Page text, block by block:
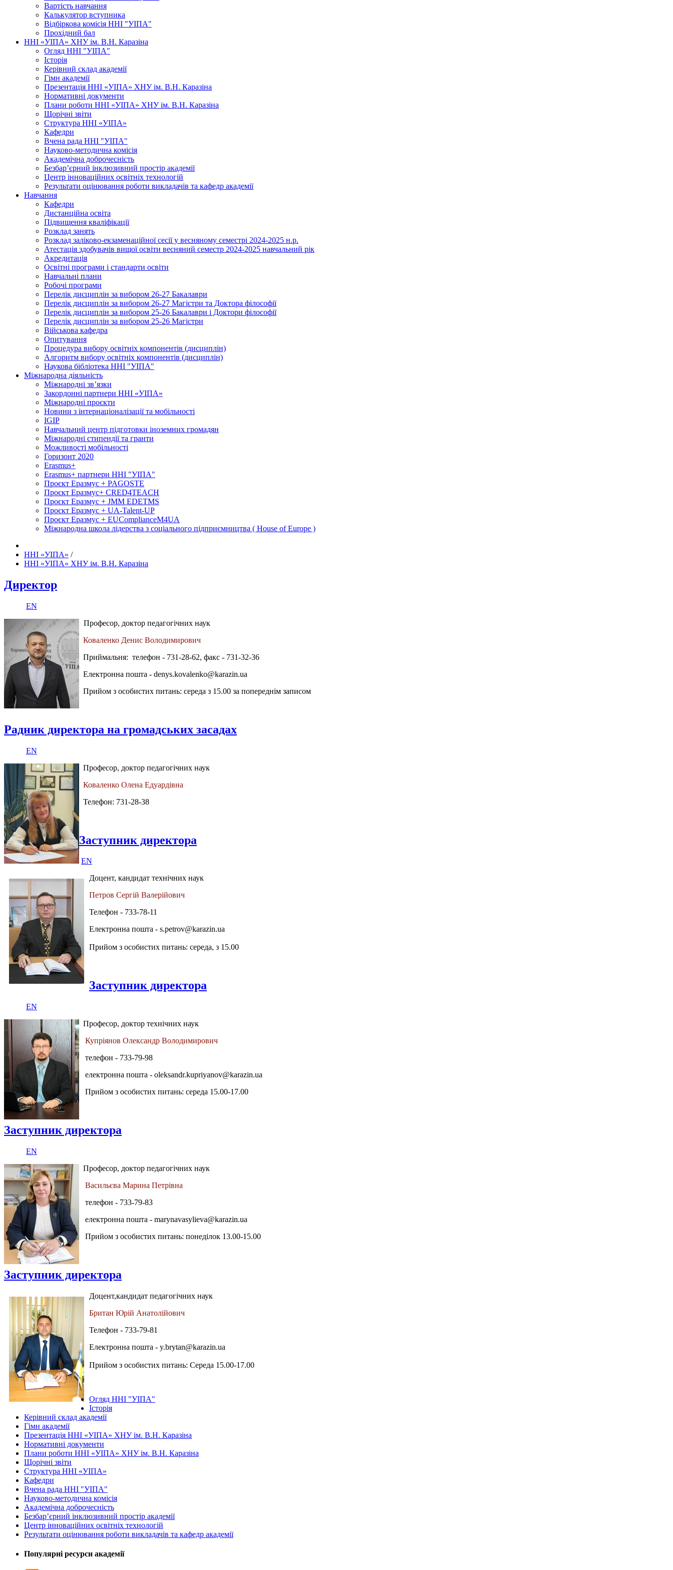
Вартість навчання
Калькулятор вступника
Відбіркова комісія ННІ "УІПА"
Прохідний бал
ННІ «УІПА» ХНУ ім. В.Н. Каразіна
Огляд ННІ "УІПА"
Історія
Керівний склад академії
Гімн академії
Презентація ННІ «УІПА» ХНУ ім. В.Н. Каразіна
Нормативні документи
Плани роботи ННІ «УІПА» ХНУ ім. В.Н. Каразіна
Щорічні звіти
Структура ННІ «УІПА»
Кафедри
Вчена рада ННІ "УІПА"
Науково-методична комісія
Академічна доброчесність
Безбар’єрний інклюзивний простір академії
Центр інноваційних освітніх технологій
Результати оцінювання роботи викладачів та кафедр академії
Навчання
Кафедри
Дистанційна освіта
Підвищення кваліфікації
Розклад занять
Розклад заліково-екзаменаційної сесії у весняному семестрі 2024-2025 н.р.
Атестація здобувачів вищої освіти весняний семестр 2024-2025 навчальний рік
Акредитація
Освітні програми і стандарти освіти
Навчальні плани
Робочі програми
Перелік дисциплін за вибором 26-27 Бакалаври
Перелік дисциплін за вибором 26-27 Магістри та Доктора філософії
Перелік дисциплін за вибором 25-26 Бакалаври і Доктори філософії
Перелік дисциплін за вибором 25-26 Магістри
Військова кафедра
Опитування
Процедура вибору освітніх компонентів (дисциплін)
Алгоритм вибору освітніх компонентів (дисциплін)
Наукова бібліотека ННІ "УІПА"
Міжнародна діяльність
Міжнародні зв’язки
Закордонні партнери ННІ «УІПА»
Міжнародні проєкти
Новини з інтернаціоналізації та мобільності
IGIP
Навчальний центр підготовки іноземних громадян
Міжнародні стипендії та гранти
Можливості мобільності
Горизонт 2020
Erasmus+
Erasmus+ партнери ННІ "УІПА"
Проєкт Еразмус + PAGOSTE
Проєкт Еразмус+ CRED4TEACH
Проєкт Еразмус + JMM EDETMS
Проєкт Еразмус + UA-Talent-UP
Проєкт Еразмус + EUComplianceM4UA
Міжнародна школа лідерства з соціального підприємництва ( House of Europe )
ННІ «УІПА» /
ННІ «УІПА» ХНУ ім. В.Н. Каразіна
Директор
EN
Професор, доктор педагогічних наук
Коваленко Денис Володимирович
Приймальня: телефон - 731-28-62, факс - 731-32-36
Електронна пошта - denys.kovalenko@karazin.ua
Прийом з особистих питань: середа з 15.00 за попереднім записом
Радник директора на громадських засадах
EN
Професор, доктор педагогічних наук
Коваленко Олена Едуардівна
Телефон: 731-28-38
Заступник директора
EN
Доцент, кандидат технічних наук
Петров Сергій Валерійович
Телефон - 733-78-11
Електронна пошта - s.petrov@karazin.ua
Прийом з особистих питань: середа, з 15.00
Заступник директора
EN
Професор, доктор технічних наук
Купріянов Олександр Володимирович
телефон - 733-79-98
електронна пошта - oleksandr.kupriyanov@karazin.ua
Прийом з особистих питань: середа 15.00-17.00
Заступник директора
EN
Професор, доктор педагогічних наук
Васильєва Марина Петрівна
телефон - 733-79-83
електронна пошта - marynavasylieva@karazin.ua
Прийом з особистих питань: понеділок 13.00-15.00
Заступник директора
Доцент,кандидат педагогічних наук
Британ Юрій Анатолійович
Телефон - 733-79-81
Електронна пошта - y.brytan@karazin.ua
Прийом з особистих питань: Середа 15.00-17.00
Огляд ННІ "УІПА"
Історія
Керівний склад академії
Гімн академії
Презентація ННІ «УІПА» ХНУ ім. В.Н. Каразіна
Нормативні документи
Плани роботи ННІ «УІПА» ХНУ ім. В.Н. Каразіна
Щорічні звіти
Структура ННІ «УІПА»
Кафедри
Вчена рада ННІ "УІПА"
Науково-методична комісія
Академічна доброчесність
Безбар’єрний інклюзивний простір академії
Центр інноваційних освітніх технологій
Результати оцінювання роботи викладачів та кафедр академії
Популярні ресурси академії